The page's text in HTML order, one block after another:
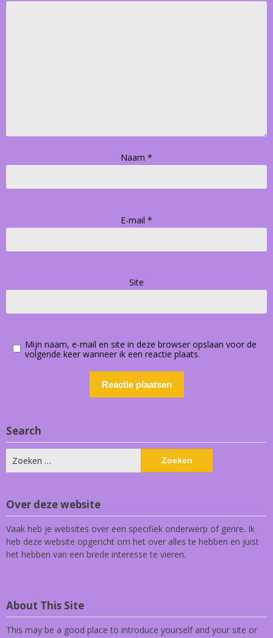
Naam *
E-mail *
Site
Mijn naam, e-mail en site in deze browser opslaan voor de
volgende keer wanneer ik een reactie plaats.
Search
Zoeken
naar:
Over deze website
Vaak heb je websites over een specifiek onderwerp of genre. Ik
heb deze website opgericht om het over alles te hebben en juist
het hebben van een brede interesse te vieren.
About This Site
This may be a good place to introduce yourself and your site or